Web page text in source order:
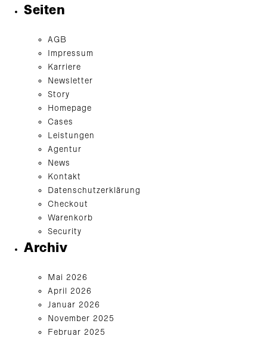
Seiten
AGB
Impressum
Karriere
Newsletter
Story
Homepage
Cases
Leistungen
Agentur
News
Kontakt
Datenschutzerklärung
Checkout
Warenkorb
Security
Archiv
Mai 2026
April 2026
Januar 2026
November 2025
Februar 2025